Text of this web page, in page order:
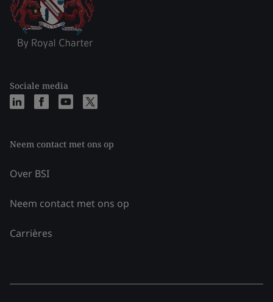
Sociale media
Neem contact met ons op
Over BSI
Neem contact met ons op
Carrières